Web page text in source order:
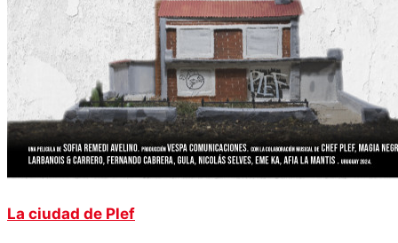
La ciudad de Plef